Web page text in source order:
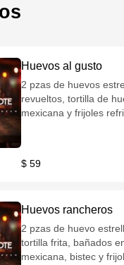
Huevos al gusto
2 pzas de huevos
revueltos, tortilla de
mexicana y frijoles
$ 59
Huevos rancheros
2 pzas de huevo
tortilla frita, bañados
mexicana, bistec y